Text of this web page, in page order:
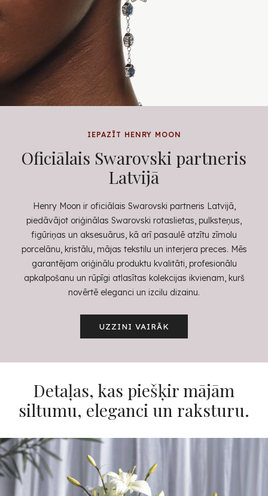
IEPAZĪT HENRY MOON
Oficiālais Swarovski partneris
Latvijā
Henry Moon ir oficiālais Swarovski partneris Latvijā,
piedāvājot oriģinālas Swarovski rotaslietas, pulksteņus,
figūriņas un aksesuārus, kā arī pasaulē atzītu zīmolu
porcelānu, kristālu, mājas tekstilu un interjera preces. Mēs
garantējam oriģinālu produktu kvalitāti, profesionālu
apkalpošanu un rūpīgi atlasītas kolekcijas ikvienam, kurš
novērtē eleganci un izcilu dizainu.
UZZINI VAIRĀK
Detaļas, kas piešķir mājām
siltumu, eleganci un raksturu.